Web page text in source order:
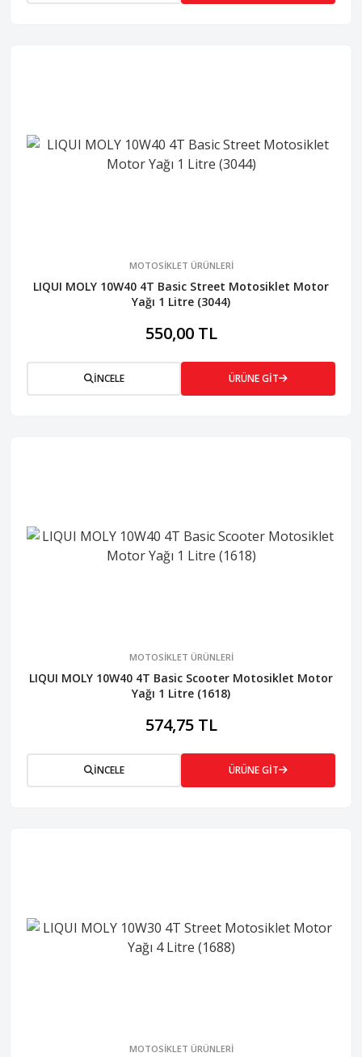
MOTOSİKLET ÜRÜNLERİ
LIQUI MOLY 10W40 4T Basic Street Motosiklet Motor
Yağı 1 Litre (3044)
550,00 TL
İNCELE ÜRÜNE GİT
MOTOSİKLET ÜRÜNLERİ
LIQUI MOLY 10W40 4T Basic Scooter Motosiklet Motor
Yağı 1 Litre (1618)
574,75 TL
İNCELE ÜRÜNE GİT
MOTOSİKLET ÜRÜNLERİ